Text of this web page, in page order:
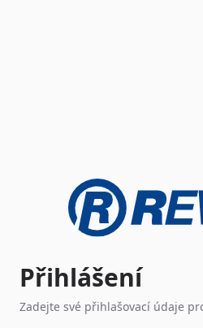
Přihlášení
Zadejte své přihlašovací údaje